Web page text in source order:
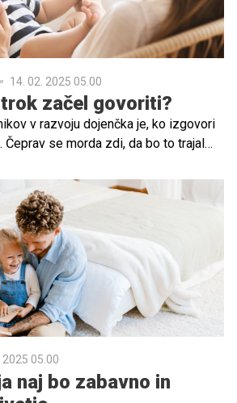
14. 02. 2025 05.00
začel govoriti?
v razvoju dojenčka je, ko izgovori
se morda zdi, da bo to trajalo
kdaj lahko pričakujete prve besede in
svojega malčka, da se začne
2025 05.00
naj bo zabavno in